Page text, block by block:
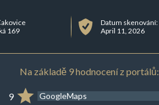
169
Datum skenování:
April 11, 2026
Na základě 9 hodnocení z portálů:
9 GoogleMaps